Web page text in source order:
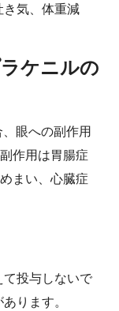
気、体重減
ケニルの
眼への副作用
作用は胃腸症
まい、心臓症
投与しないで
ります。